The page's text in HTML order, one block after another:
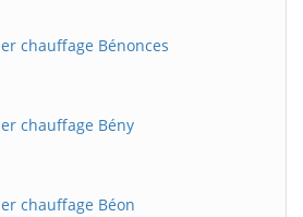
chauffage Bénonces
chauffage Bény
chauffage Béon